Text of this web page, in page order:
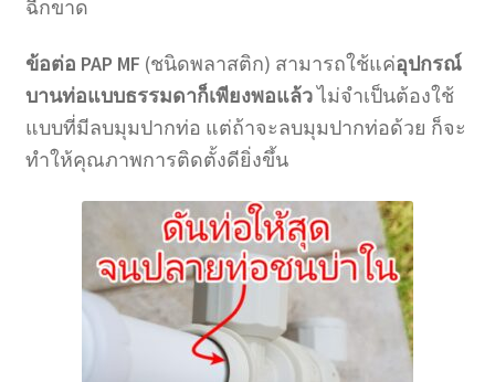
ฉีกขาด
ข้อต่อ PAP MF (ชนิดพลาสติก) สามารถใช้แค่อุปกรณ์
บานท่อแบบธรรมดาก็เพียงพอแล้วไม่จำเป็นต้องใช้
แบบที่มีลบมุมปากท่อ แต่ถ้าจะลบมุมปากท่อด้วย ก็จะ
ทำให้คุณภาพการติดตั้งดียิ่งขึ้น